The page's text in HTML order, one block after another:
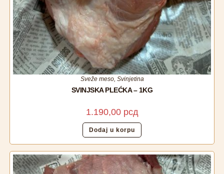
Sveže meso, Svinjetina
SVINJSKA PLEĆKA – 1KG
1.190,00 рсд
Dodaj u korpu